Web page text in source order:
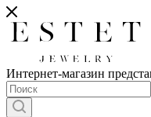
Интернет-магазин